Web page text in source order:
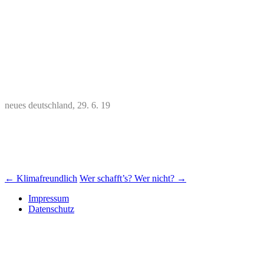
neues deutschland, 29. 6. 19
Beitrags-
Navigation
← Klimafreundlich Wer schafft’s? Wer nicht? →
Impressum
Datenschutz